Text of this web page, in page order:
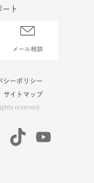
ート
メール相談
シーポリシー
サイトマップ
reserved.